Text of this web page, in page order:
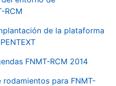
RCM
de la plataforma
FNMT-RCM 2014
rodamientos para FNMT-